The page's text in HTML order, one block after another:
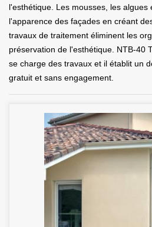
l'esthétique. Les mousses, les algues
l'apparence des façades en créant
travaux de traitement éliminent les
préservation de l'esthétique. NTB-40
se charge des travaux et il établit un
gratuit et sans engagement.